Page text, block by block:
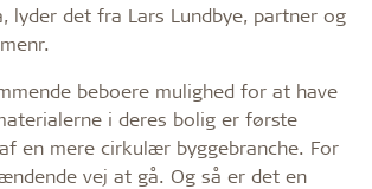
lyder det fra Lars Lundbye, partner og
beboere mulighed for at have
i deres bolig er første
en mere cirkulær byggebranche. For
vej at gå. Og så er det en